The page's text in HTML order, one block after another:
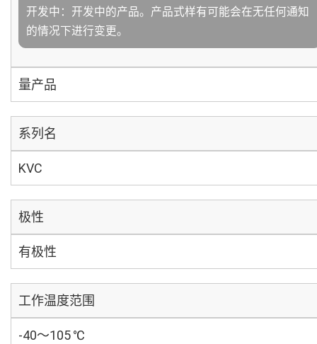
开发中：开发中的产品。产品式样有可能会在无任何通知
的情况下进行变更。
量产品
系列名
KVC
极性
有极性
工作温度范围
-40～105 ℃